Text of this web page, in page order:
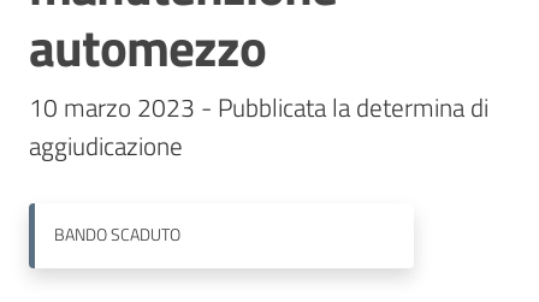
Contatti
automezzo
10 marzo 2023 - Pubblicata la determina di
aggiudicazione
BANDOSCADUTO